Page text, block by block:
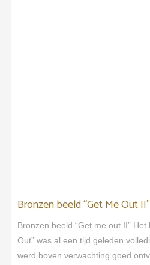
Bronzen beeld “Get Me Out II”
Bronzen beeld “Get me out II”
Out” was al een tijd geleden
werd boven verwachting goed